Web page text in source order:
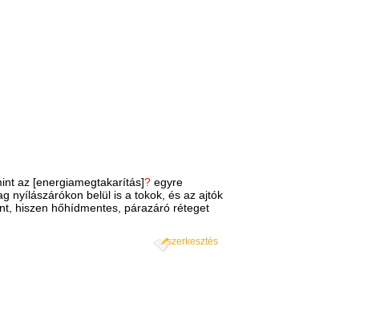
az [energiamegtakarítás]? egyre
nyílászárókon belül is a tokok, és az ajtók
hiszen hőhídmentes, párazáró réteget
szerkesztés